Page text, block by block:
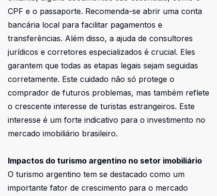
CPF e o passaporte. Recomenda-se abrir uma conta
bancária local para facilitar pagamentos e
transferências. Além disso, a ajuda de consultores
jurídicos e corretores especializados é crucial. Eles
garantem que todas as etapas legais sejam seguidas
corretamente. Este cuidado não só protege o
comprador de futuros problemas, mas também reflete
o crescente interesse de turistas estrangeiros. Este
interesse é um forte indicativo para o investimento no
mercado imobiliário brasileiro.
Impactos do turismo argentino no setor imobiliário
O turismo argentino tem se destacado como um
importante fator de crescimento para o mercado